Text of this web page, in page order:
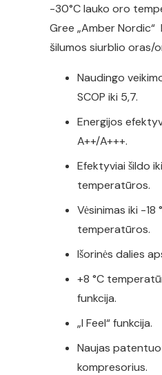
-30°C lauko oro
Gree „Amber
šilumos siurblio oras/
Naudingo
SCOP iki 5,7.
Energijos
A++/A+++.
Efektyviai šildo
temperatūros.
Vėsinimas iki -18
temperatūros.
Išorinės dalies
+8 °C
funkcija.
„I Feel“ funkcija.
Naujas
kompresorius.